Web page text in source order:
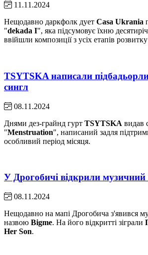
11.11.2024
Нещодавно даркфолк дует Casa Ukrania
"dekada I", яка підсумовує їхню
ввійшли композиції з усіх етапів
TSYTSKA написали
сингл
08.11.2024
Днями дез-грайнд гурт TSYTSKA видав
"Menstruation", написаний задля
особливий період місяця.
У Дрогобичі відкрили музичний
08.11.2024
Нещодавно на мапі Дрогобича з'явився
назвою Bigme. На його відкритті зіграли
Her Son.